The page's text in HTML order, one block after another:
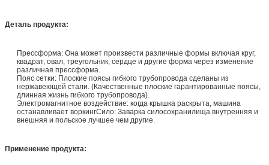
Деталь продукта:
Прессформа: Она может произвести различные формы включая круг,
квадрат, овал, треугольник, сердце и другие форма через изменение
различная прессформа.
Пояс сетки: Плоские поясы гибкого трубопровода сделаны из
нержавеющей стали. (Качественные плоские гарантированные поясы,
длинная жизнь гибкого трубопровода).
Электромагнитное воздействие: когда крышка раскрыта, машина
останавливает воркингСило: Заварка силосохранилища внутренняя и
внешняя и польское лучшее чем другие.
Применение продукта: